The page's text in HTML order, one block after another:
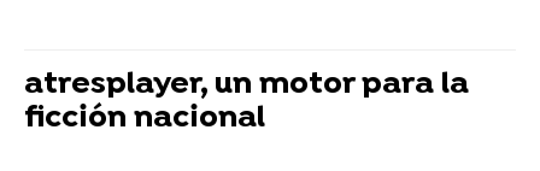
atresplayer, un motor para la
ficción nacional